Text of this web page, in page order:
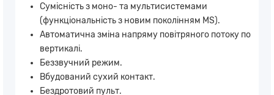
Сумісність з моно- та мультисистемами
(функціональність з новим поколінням MS).
Автоматична зміна напряму повітряного потоку по
вертикалі.
Беззвучний режим.
Вбудований сухий контакт.
Бездротовий пульт.